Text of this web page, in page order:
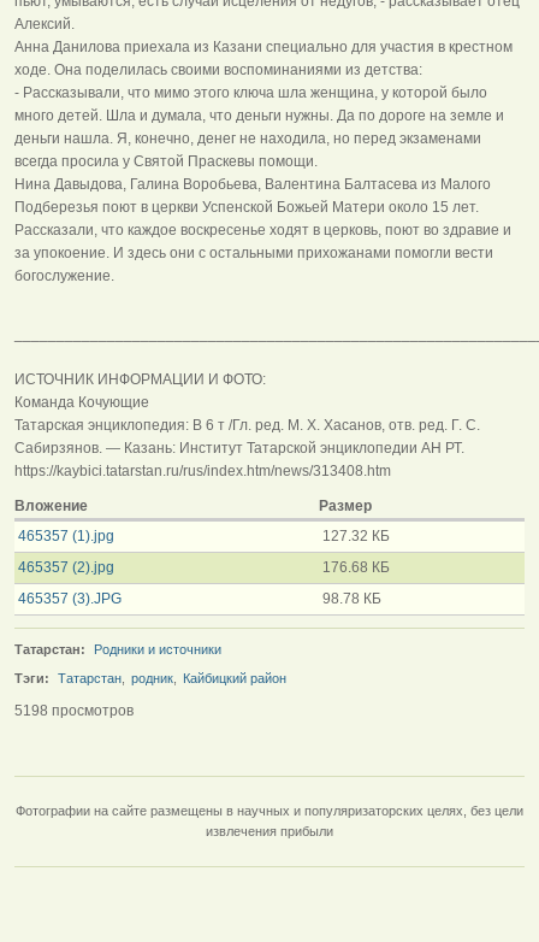
Алексий.
Анна Данилова приехала из Казани специально для участия в крестном
ходе. Она поделилась своими воспоминаниями из детства:
- Рассказывали, что мимо этого ключа шла женщина, у которой было
много детей. Шла и думала, что деньги нужны. Да по дороге на земле и
деньги нашла. Я, конечно, денег не находила, но перед экзаменами
всегда просила у Святой Праскевы помощи.
Нина Давыдова, Галина Воробьева, Валентина Балтасева из Малого
Подберезья поют в церкви Успенской Божьей Матери около 15 лет.
Рассказали, что каждое воскресенье ходят в церковь, поют во здравие и
за упокоение. И здесь они с остальными прихожанами помогли вести
богослужение.
ИСТОЧНИК ИНФОРМАЦИИ И ФОТО:
Команда Кочующие
Татарская энциклопедия: В 6 т /Гл. ред. М. Х. Хасанов, отв. ред. Г. С.
Сабирзянов. — Казань: Институт Татарской энциклопедии АН РТ.
https://kaybici.tatarstan.ru/rus/index.htm/news/313408.htm
Вложение
Размер
465357 (1).jpg
127.32 КБ
465357 (2).jpg
176.68 КБ
465357 (3).JPG
98.78 КБ
Татарстан:
Родники и источники
Тэги:
Татарстан родник Кайбицкий район
5198 просмотров
Фотографии на сайте размещены в научных и популяризаторских целях, без цели
извлечения прибыли